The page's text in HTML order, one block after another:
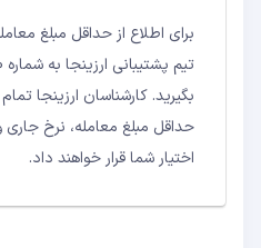
برای اطلاع از حداقل مبلغ
بگیرید. کارشناسان ارزینجا
حداقل مبلغ معامله، نرخ
اختیار شما قرار خواهند داد.